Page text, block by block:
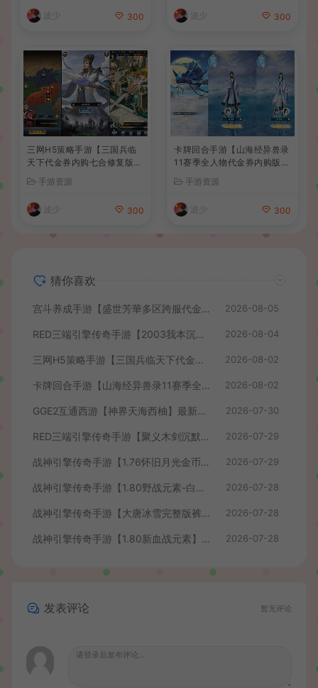
+安卓+详细搭建教程
波少 300 波少 300
三网H5策略手游【三国兵临
天下代金券内购七合修复版】
+Linux手工服务端+管理后台
+GM授权后台+简易安卓客户
端+详细搭建教程+视频教程
手游资源
波少 300
卡牌回合手游【山海经异兽录
11赛季全人物代金券内购版】
GM后台+管理后台+热更修改
工具+安卓+详细搭建教程
手游资源
波少 300
猜你喜欢
宫斗养成手游【盛世芳華多区跨服代金券本地优化版】最新整理单机一键即玩端+Linux手工服务端+CDK授权后台+安卓+详细搭建教程 2026-08-05
RED三端引擎传奇手游【2003我本沉默】最新整理Win系服务端+安卓苹果PC三端+详细搭建教程 2026-08-04
三网H5策略手游【三国兵临天下代金券内购七合修复版】最新整理单机一键即玩镜像端+Linux手工服务端+管理后台+GM授权后台+简易安卓客户端+详细搭建教程+视频教程 2026-08-02
卡牌回合手游【山海经异兽录11赛季全人物代金券内购版】最新整理WIN系服务端+授权GM后台+管理后台+热更修改工具+安卓+详细搭建教程 2026-08-02
GGE2互通西游【神界天海西柚】最新整理Win系服务端+安卓苹果PC三端+内置GM工具+全套源码+详细搭建教程+视频教程 2026-07-30
RED三端引擎传奇手游【聚义木剑沉默高仿嘟嘟沉默】最新整理Win系服务端+安卓苹果PC三端+详细搭建教程 2026-07-29
战神引擎传奇手游【1.76怀旧月光金币版】最新整理Win系复古服务端+安卓苹果双端+GM授权物品后台+详细搭建教程 2026-07-29
战神引擎传奇手游【1.80野战元素-白猪7.2免授权】最新整理Win系特色服务端+安卓+GM授权物品后台+详细搭建教程 2026-07-28
战神引擎传奇手游【大唐冰雪完整版裤衩7.0免授权】最新整理Win系特色服务端+GM授权后台+安卓苹果双端+详细搭建教程 2026-07-28
战神引擎传奇手游【1.80新血战元素】最新整理Win系特色服务端+安卓+GM授权物品后台+详细搭建教程 2026-07-28
发表评论 暂无评论